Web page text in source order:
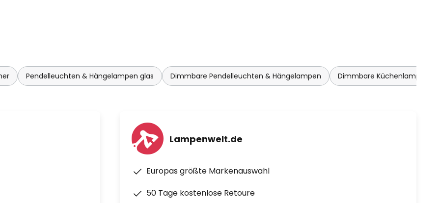
Pendelleuchten & Hängelampen glas Dimmbare Pendelleuchten & Hängelampen Dimmbare Küchenlampen
Lampenwelt.de
Europas größte Markenauswahl
50 Tage kostenlose Retoure